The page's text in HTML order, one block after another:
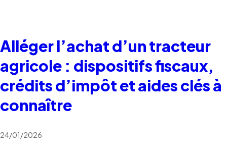
Alléger l’achat d’un tracteur
agricole : dispositifs fiscaux,
crédits d’impôt et aides clés à
connaître
24/01/2026